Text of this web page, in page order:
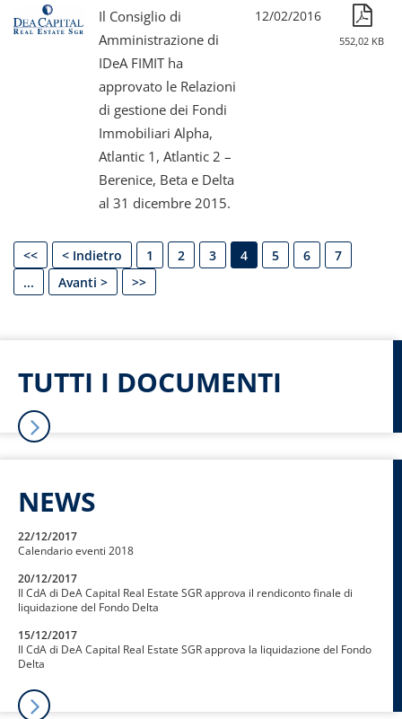
Il Consiglio di
Amministrazione di
IDeA FIMIT ha
approvato le Relazioni
di gestione dei Fondi
Immobiliari Alpha,
Atlantic 1, Atlantic 2 –
Berenice, Beta e Delta
al 31 dicembre 2015.
12/02/2016
552,02 KB
<< < Indietro 1 2 3 4 5 6
7
...
Avanti > >>
TUTTI I DOCUMENTI
NEWS
22/12/2017
Calendario eventi 2018
20/12/2017
Il CdA di DeA Capital Real Estate SGR approva il rendiconto finale di
liquidazione del Fondo Delta
15/12/2017
Il CdA di DeA Capital Real Estate SGR approva la liquidazione del Fondo
Delta